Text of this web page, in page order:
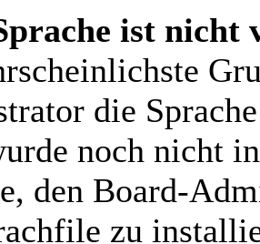
ist nicht
die
noch nicht
den Board-
zu